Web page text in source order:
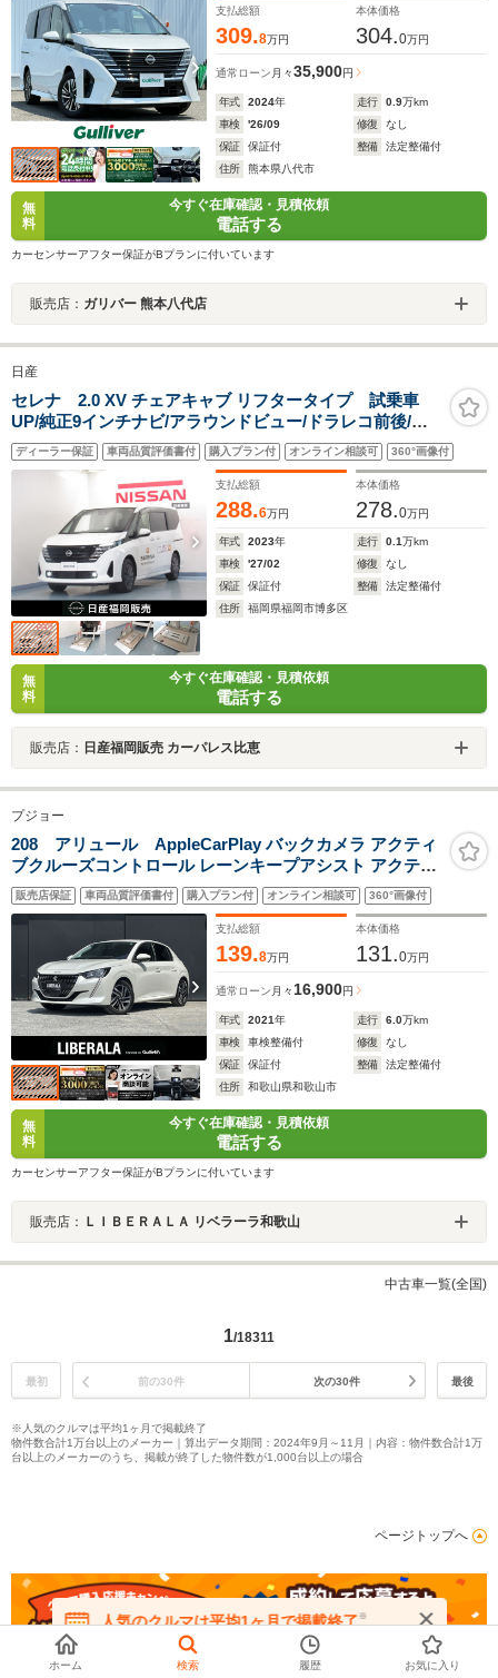
支払総額
309.8万円
本体価格
304.0万円
通常ローン 月々35,900円
年式 2024年 走行 0.9万km
車検
'26/09 修復
なし
保証
保証付 整備
法定整備付
住所
熊本県八代市
無
料
今すぐ在庫確認・見積依頼
電話する
カーセンサーアフター保証がBプランに付いています
販売店： ガリバー 熊本八代店
日産
セレナ 2.0 XV チェアキャブ リフタータイプ 試乗車
UP/純正9インチナビ/アラウンドビュー/ドラレコ前後/両
側オートスライドドア/プロパイロット/スマ-トルームミ
ラ-/ETC
ディーラー保証 車両品質評価書付 購入プラン付 オンライン相談可 360°画像付
支払総額
288.6万円
本体価格
278.0万円
年式 2023年 走行 0.1万km
車検
'27/02 修復
なし
保証
保証付 整備
法定整備付
住所
福岡県福岡市博多区
無
料
今すぐ在庫確認・見積依頼
電話する
販売店： 日産福岡販売 カーパレス比恵
プジョー
208 アリュール AppleCarPlay バックカメラ アクティ
ブクルーズコントロール レーンキープアシスト アクティ
ブセーフティブレーキ 前後ドラレコ スマートキー ドライ
ブモード ハーフレザーシート 純16incAW LEDライト
ETC
販売店保証 車両品質評価書付 購入プラン付 オンライン相談可 360°画像付
支払総額
139.8万円
本体価格
131.0万円
通常ローン 月々16,900円
年式 2021年 走行 6.0万km
車検
車検整備付 修復
なし
保証
保証付 整備
法定整備付
住所
和歌山県和歌山市
無
料
今すぐ在庫確認・見積依頼
電話する
カーセンサーアフター保証がBプランに付いています
販売店： ＬＩＢＥＲＡＬＡ リベラーラ和歌山
中古車一覧(全国)
1/18311
最初 前の30件 次の30件 最後
※人気のクルマは平均1ヶ月で掲載終了
物件数合計1万台以上のメーカー｜算出データ期間：2024年9月～11月｜内容：物件数合計1万
台以上のメーカーのうち、掲載が終了した物件数が1,000台以上の場合
ページトップへ
人気のクルマは平均1ヶ月で掲載終了※
在庫が無くなる前にお問い合わせください
ホーム 検索 履歴 お気に入り